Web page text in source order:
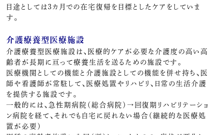
目途としては3カ月での在宅復帰を目標としたケアをしていま
す。
介護療養型医療施設
介護療養型医療施設は、医療的ケアが必要な介護度の高い高
齢者が長期に亘って療養生活を送るための施設です。
医療機関としての機能と介護施設としての機能を併せ持ち、医
師や看護師が常駐して、医療処置やリハビリ、日常の生活介護
を提供する施設です。
一般的には、急性期病院（総合病院）→回復期リハビリテーショ
ン病院を経て、それでも自宅に戻れない場合（継続的な医療処
置が必要）